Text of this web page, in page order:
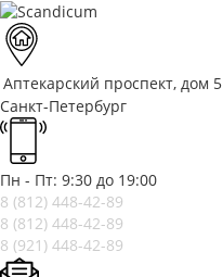
Аптекарский проспект, дом 5
Санкт-Петербург
Пн - Пт: 9:30 до 19:00
8 (812) 448-42-89
8 (812) 448-42-89
8 (921) 448-42-89